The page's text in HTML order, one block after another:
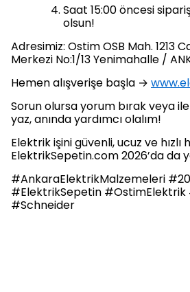
Saat 15:00 öncesi
olsun!
Adresimiz: Ostim OSB Mah. 1213
Merkezi No:1/13 Yenimahalle /
Hemen alışverişe başla →
Sorun olursa yorum bırak veya
yaz, anında yardımcı olalım!
Elektrik işini güvenli, ucuz ve
ElektrikSepetin.com 2026’da da
#AnkaraElektrikMalzemeleri
#ElektrikSepetin #OstimElektrik
#Schneider